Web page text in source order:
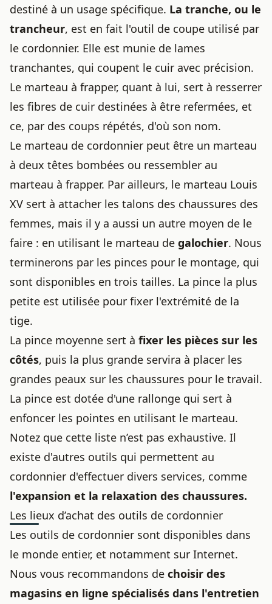
destiné à un usage spécifique. La tranche, ou le
trancheur, est en fait l'outil de coupe utilisé par
le cordonnier. Elle est munie de lames
tranchantes, qui coupent le cuir avec précision.
Le marteau à frapper, quant à lui, sert à resserrer
les fibres de cuir destinées à être refermées, et
ce, par des coups répétés, d'où son nom.
Le marteau de cordonnier peut être un marteau
à deux têtes bombées ou ressembler au
marteau à frapper. Par ailleurs, le marteau Louis
XV sert à attacher les talons des chaussures des
femmes, mais il y a aussi un autre moyen de le
faire : en utilisant le marteau de galochier. Nous
terminerons par les pinces pour le montage, qui
sont disponibles en trois tailles. La pince la plus
petite est utilisée pour fixer l'extrémité de la
tige.
La pince moyenne sert à fixer les pièces sur les
côtés, puis la plus grande servira à placer les
grandes peaux sur les chaussures pour le travail.
La pince est dotée d'une rallonge qui sert à
enfoncer les pointes en utilisant le marteau.
Notez que cette liste n’est pas exhaustive. Il
existe d'autres outils qui permettent au
cordonnier d'effectuer divers services, comme
l'expansion et la relaxation des chaussures.
Les lieux d’achat des outils de cordonnier
Les outils de cordonnier sont disponibles dans
le monde entier, et notamment sur Internet.
Nous vous recommandons de choisir des
magasins en ligne spécialisés dans l'entretien